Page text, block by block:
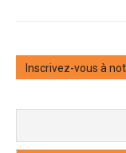
Inscrivez-vous à